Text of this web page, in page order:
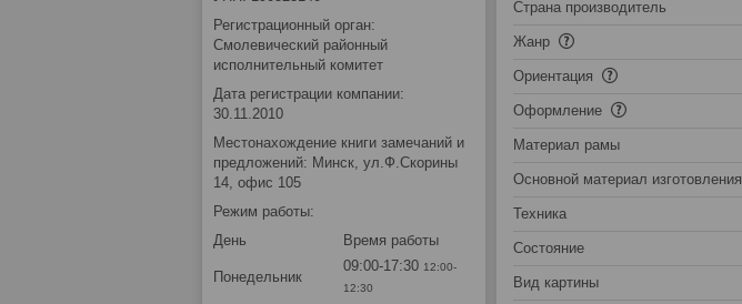
Страна производитель
Жанр
Ориентация
Оформление
Материал рамы
Основной материал изготовления
Техника
Состояние
Вид картины
Регистрационный орган:
Смолевический районный
исполнительный комитет
Дата регистрации компании:
30.11.2010
Местонахождение книги замечаний и
предложений: Минск, ул.Ф.Скорины
14, офис 105
Режим работы:
День
Время работы
Понедельник
09:00-17:30 12:00-
12:30